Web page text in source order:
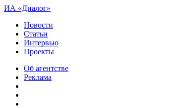
ИА «Диалог»
Новости
Статьи
Интервью
Проекты
Об агентстве
Реклама